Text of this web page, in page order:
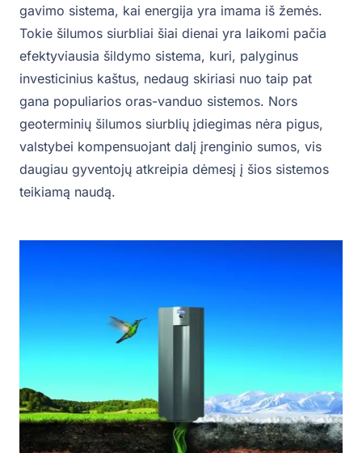
gavimo sistema, kai energija yra imama iš žemės.
Tokie šilumos siurbliai šiai dienai yra laikomi pačia
efektyviausia šildymo sistema, kuri, palyginus
investicinius kaštus, nedaug skiriasi nuo taip pat
gana populiarios oras-vanduo sistemos. Nors
geoterminių šilumos siurblių įdiegimas nėra pigus,
valstybei kompensuojant dalį įrenginio sumos, vis
daugiau gyventojų atkreipia dėmesį į šios sistemos
teikiamą naudą.